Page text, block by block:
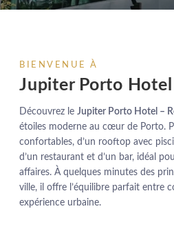
BIENVENUE À
Jupiter Porto Hotel
Découvrez le Jupiter Porto Hotel –
étoiles moderne au cœur de Porto.
confortables, d’un rooftop avec
d’un restaurant et d’un bar, idéal
affaires. À quelques minutes des
ville, il offre l’équilibre parfait entre
expérience urbaine.